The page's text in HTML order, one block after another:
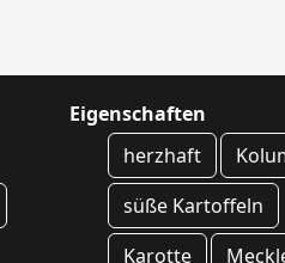
Eigenschaften
herzhaft
süße Kartoffeln
Karotte